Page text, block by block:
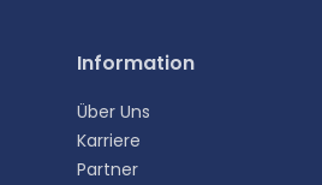
Information
Über Uns
Karriere
Partner